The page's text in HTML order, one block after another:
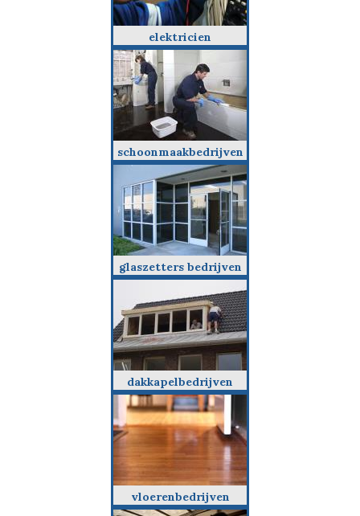
elektricien
schoonmaakbedrijven
glaszetters bedrijven
dakkapelbedrijven
vloerenbedrijven